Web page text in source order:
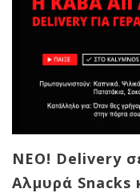
NEO! Delivery
Αλμυρά Snacks